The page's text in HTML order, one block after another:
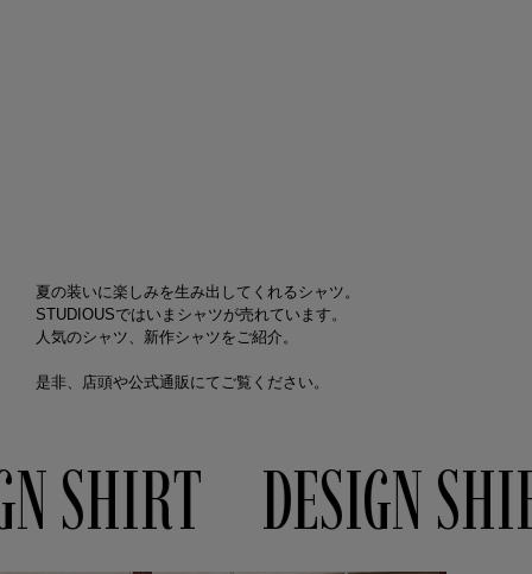
夏の装いに楽しみを生み出してくれるシャツ。
STUDIOUSではいまシャツが売れています。
人気のシャツ、新作シャツをご紹介。
是非、店頭や公式通販にてご覧ください。
DESIGN SHIRT